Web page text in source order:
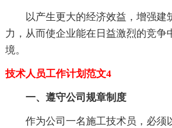
以产生更大的经济效益，增强建
力，从而使企业能在日益激烈的竞争
境。
技术人员工作计划范文4
一、遵守公司规章制度
作为公司一名施工技术员，必须